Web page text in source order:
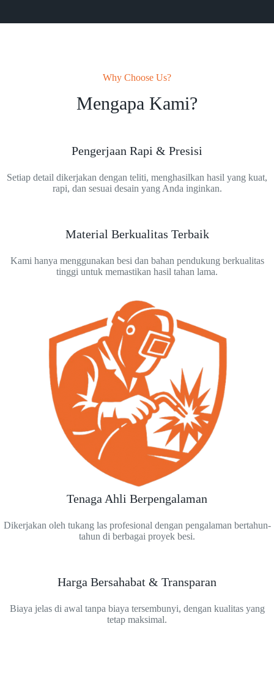
Why Choose Us?
Mengapa Kami?
Pengerjaan Rapi & Presisi
Setiap detail dikerjakan dengan teliti, menghasilkan hasil yang kuat,
rapi, dan sesuai desain yang Anda inginkan.
Material Berkualitas Terbaik
Kami hanya menggunakan besi dan bahan pendukung berkualitas
tinggi untuk memastikan hasil tahan lama.
Tenaga Ahli Berpengalaman
Dikerjakan oleh tukang las profesional dengan pengalaman bertahun-
tahun di berbagai proyek besi.
Harga Bersahabat & Transparan
Biaya jelas di awal tanpa biaya tersembunyi, dengan kualitas yang
tetap maksimal.